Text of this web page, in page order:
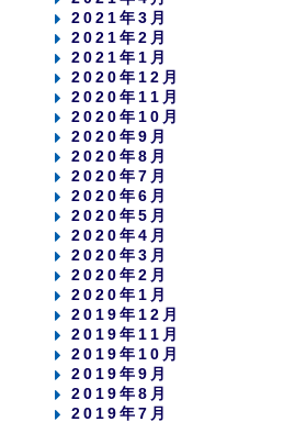
2021年3月
2021年2月
2021年1月
2020年12月
2020年11月
2020年10月
2020年9月
2020年8月
2020年7月
2020年6月
2020年5月
2020年4月
2020年3月
2020年2月
2020年1月
2019年12月
2019年11月
2019年10月
2019年9月
2019年8月
2019年7月